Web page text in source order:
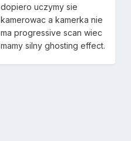
dopiero uczymy sie
kamerowac a kamerka nie
ma progressive scan wiec
mamy silny ghosting effect.